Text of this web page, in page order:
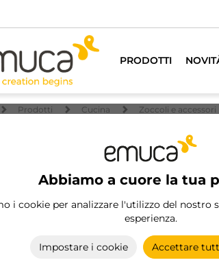
PRODOTTI
Abbiamo a cuore la tua
i cookie per analizzare l'utilizzo del nostro
esperienza.
Impostare i cookie Accettare
Prodotti Cucina Zoccoli e accessori